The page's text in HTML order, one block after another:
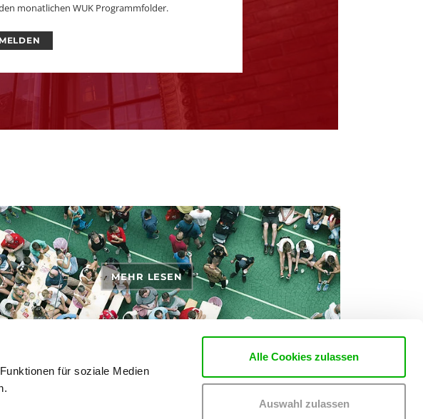
für soziale Medien
Alle Cookies zulassen
Auswahl zulassen
monatlichen WUK Programmfolder.
MEHR LESEN
und Antworten zu den Themen Tickets, Konzerte und Partys findest du